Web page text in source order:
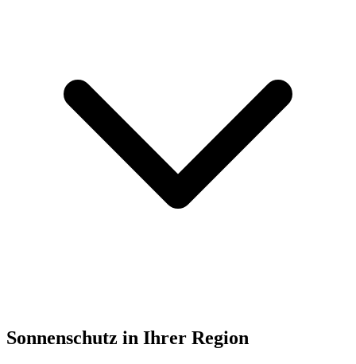
Sonnenschutz in Ihrer Region